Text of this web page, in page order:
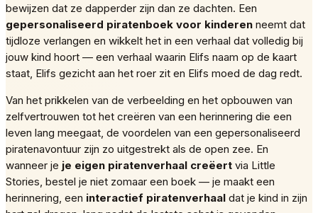
bewijzen dat ze dapperder zijn dan ze dachten. Een
gepersonaliseerd piratenboek voor kinderen neemt dat
tijdloze verlangen en wikkelt het in een verhaal dat volledig bij
jouw kind hoort — een verhaal waarin Elifs naam op de kaart
staat, Elifs gezicht aan het roer zit en Elifs moed de dag redt.
Van het prikkelen van de verbeelding en het opbouwen van
zelfvertrouwen tot het creëren van een herinnering die een
leven lang meegaat, de voordelen van een gepersonaliseerd
piratenavontuur zijn zo uitgestrekt als de open zee. En
wanneer je je eigen piratenverhaal creëert via Little
Stories, bestel je niet zomaar een boek — je maakt een
herinnering, een interactief piratenverhaal dat je kind in zijn